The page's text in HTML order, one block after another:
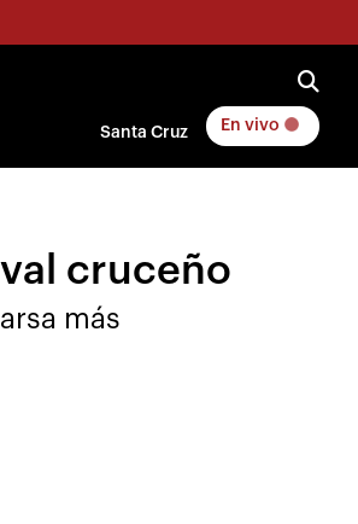
Santa Cruz En vivo
cruceño
más